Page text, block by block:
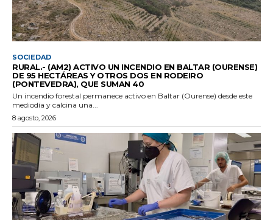
SOCIEDAD
RURAL.- (AM2) ACTIVO UN INCENDIO EN BALTAR (OURENSE)
DE 95 HECTÁREAS Y OTROS DOS EN RODEIRO
(PONTEVEDRA), QUE SUMAN 40
Un incendio forestal permanece activo en Baltar (Ourense) desde este
mediodía y calcina una...
8 agosto, 2026